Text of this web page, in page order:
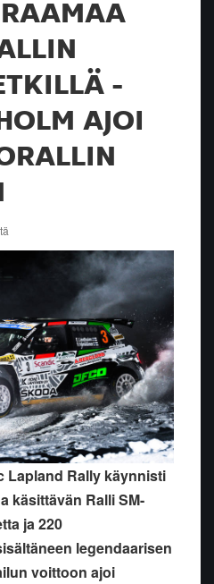
-
AJOI
Lapland Rally käynnisti
käsittävän Ralli SM-
ja 220
legendaarisen
voittoon ajoi